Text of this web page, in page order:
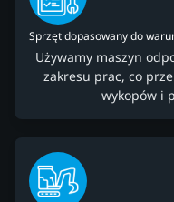
Sprzęt dopasowany do
Używamy maszyn
zakresu prac, co
wykopów i